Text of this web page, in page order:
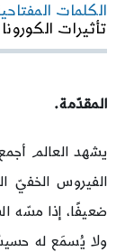
الكلمات
تأثيرات الكورونا
المقدّمة.
يشهد العالم
الفيروس الخفيّ
ضعيفًا، إذا مسّه
ولا يُسمَع له